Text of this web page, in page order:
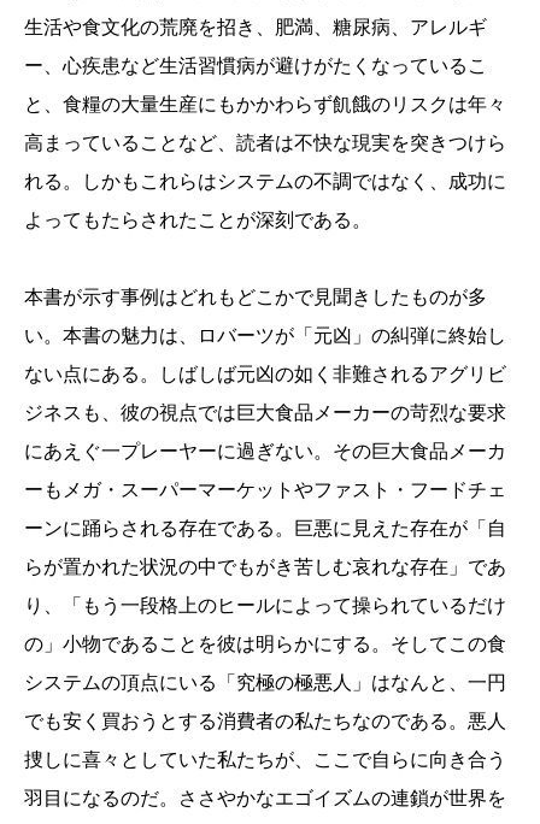
生活や食文化の荒廃を招き、肥満、糖尿病、アレルギ
ー、心疾患など生活習慣病が避けがたくなっているこ
と、食糧の大量生産にもかかわらず飢餓のリスクは年々
高まっていることなど、読者は不快な現実を突きつけら
れる。しかもこれらはシステムの不調ではなく、成功に
よってもたらされたことが深刻である。
本書が示す事例はどれもどこかで見聞きしたものが多
い。本書の魅力は、ロバーツが「元凶」の糾弾に終始し
ない点にある。しばしば元凶の如く非難されるアグリビ
ジネスも、彼の視点では巨大食品メーカーの苛烈な要求
にあえぐ一プレーヤーに過ぎない。その巨大食品メーカ
ーもメガ・スーパーマーケットやファスト・フードチェ
ーンに踊らされる存在である。巨悪に見えた存在が「自
らが置かれた状況の中でもがき苦しむ哀れな存在」であ
り、「もう一段格上のヒールによって操られているだけ
の」小物であることを彼は明らかにする。そしてこの食
システムの頂点にいる「究極の極悪人」はなんと、一円
でも安く買おうとする消費者の私たちなのである。悪人
捜しに喜々としていた私たちが、ここで自らに向き合う
羽目になるのだ。ささやかなエゴイズムの連鎖が世界を